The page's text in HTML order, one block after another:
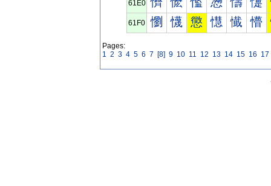
61E0
61F0 懰 懱 懲 懳 懴 懵
Pages:
1 2 3 4 5 6 7 [8] 9 10 11 12 13 14 15 16 17